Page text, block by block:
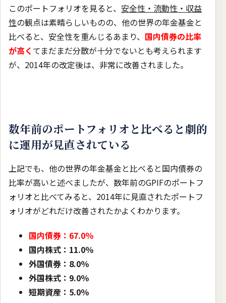
このポートフォリオを見ると、 安全性・流動性・収益
性の観点は素晴らしいものの、他の世界の年金基金と
比べると、安全性を重んじるあまり、 国内債券の比率
が高く てまだまだ分散が十分でないとも考えられます
が、2014年の改定後は、非常に改善されました。
数年前のポートフォリオと比べると劇的
に運用が見直されている
上記でも、他の世界の年金基金と比べると国内債券の
比率が高いと述べましたが、数年前のGPIFのポートフ
ォリオと比べてみると、2014年に見直されたポートフ
ォリオがどれだけ改善されたかよくわかります。
国内債券：67.0％
国内株式：11.0％
外国債券：8.0％
外国株式：9.0％
短期資産：5.0％